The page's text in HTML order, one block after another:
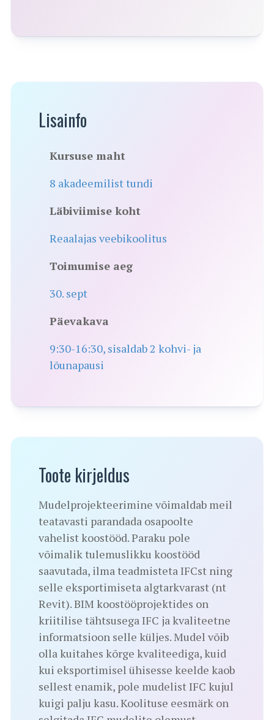
Lisainfo
Kursuse maht
8 akadeemilist tundi
Läbiviimise koht
Reaalajas veebikoolitus
Toimumise aeg
30. sept
Päevakava
9:30-16:30, sisaldab 2 kohvi- ja
lõunapausi
Toote kirjeldus
Mudelprojekteerimine võimaldab meil
teatavasti parandada osapoolte
vahelist koostööd. Paraku pole
võimalik tulemuslikku koostööd
saavutada, ilma teadmisteta IFCst ning
selle eksportimiseta algtarkvarast (nt
Revit). BIM koostööprojektides on
kriitilise tähtsusega IFC ja kvaliteetne
informatsioon selle küljes. Mudel võib
olla kuitahes kõrge kvaliteediga, kuid
kui eksportimisel ühisesse keelde kaob
sellest enamik, pole mudelist IFC kujul
kuigi palju kasu. Koolituse eesmärk on